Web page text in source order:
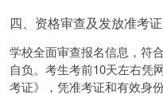
四、资格审查及发放准考证
学校全面审查报名信息，符
自负。考生考前10天左右凭
考证》，凭准考证和有效身